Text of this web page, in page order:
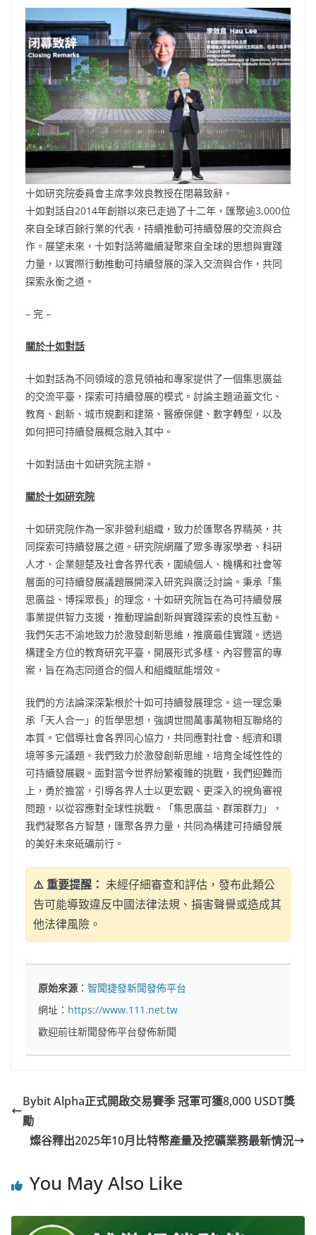
十如研究院委員會主席李效良教授在閉幕致辭。
十如對話自2014年創辦以來已走過了十二年，匯聚逾3,000位
來自全球百餘行業的代表，持續推動可持續發展的交流與合
作。展望未來，十如對話將繼續凝聚來自全球的思想與實踐
力量，以實際行動推動可持續發展的深入交流與合作，共同
探索永衡之道。
– 完 –
關於十如對話
十如對話為不同領域的意見領袖和專家提供了一個集思廣益
的交流平臺，探索可持續發展的模式。討論主題涵蓋文化、
教育、創新、城市規劃和建築、醫療保健、數字轉型，以及
如何把可持續發展概念融入其中。
十如對話由十如研究院主辦。
關於十如研究院
十如研究院作為一家非營利組織，致力於匯聚各界精英，共
同探索可持續發展之道。研究院網羅了眾多專家學者、科研
人才、企業翹楚及社會各界代表，圍繞個人、機構和社會等
層面的可持續發展議題展開深入研究與廣泛討論。秉承「集
思廣益、博採眾長」的理念，十如研究院旨在為可持續發展
事業提供智力支援，推動理論創新與實踐探索的良性互動。
我們矢志不渝地致力於激發創新思維，推廣最佳實踐。透過
構建全方位的教育研究平臺，開展形式多樣、內容豐富的專
案，旨在為志同道合的個人和組織賦能增效。
我們的方法論深深紮根於十如可持續發展理念。這一理念秉
承「天人合一」的哲學思想，強調世間萬事萬物相互聯絡的
本質。它倡導社會各界同心協力，共同應對社會、經濟和環
境等多元議題。我們致力於激發創新思維，培育全域性性的
可持續發展觀。面對當今世界紛繁複雜的挑戰，我們迎難而
上，勇於擔當，引導各界人士以更宏觀、更深入的視角審視
問題，以從容應對全球性挑戰。「集思廣益、群策群力」，
我們凝聚各方智慧，匯聚各界力量，共同為構建可持續發展
的美好未來砥礪前行。
⚠️ 重要提醒： 未經仔細審查和評估，發布此類公
告可能導致違反中國法律法規、損害聲譽或造成其
他法律風險。
原始來源 ：智聞捷發新聞發佈平台
網址： https://www.111.net.tw
歡迎前往新聞發佈平台發佈新聞
Bybit Alpha正式開啟交易賽季 冠軍可獲8,000 USDT獎
勵
燦谷釋出2025年10月比特幣產量及挖礦業務最新情況
You May Also Like